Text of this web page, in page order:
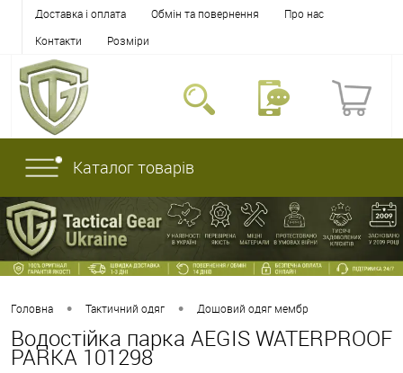
Доставка і оплата Обмін та повернення
Про нас
Контакти
Розміри
Каталог товарів
Головна • Тактичний одяг • Дощовий одяг мембр
Водостійка парка AEGIS WATERPROOF
PARKA 101298